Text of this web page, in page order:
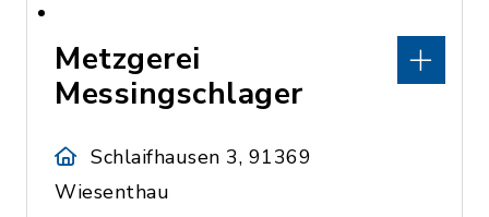
Metzgerei
Messingschlager
Schlaifhausen 3, 91369
Wiesenthau